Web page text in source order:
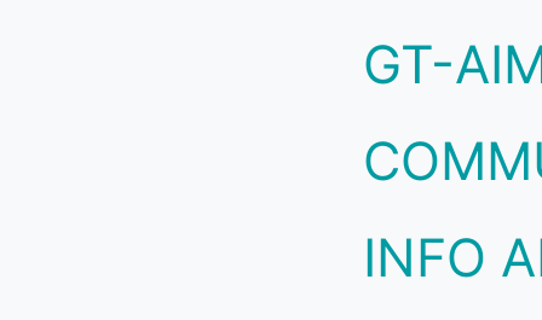
GT-
INFO